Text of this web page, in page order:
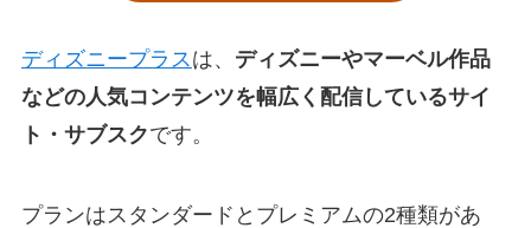
ディズニープラス は、 ディズニーやマーベル作品
などの人気コンテンツを幅広く配信しているサイ
ト・サブスクです。
プランはスタンダードとプレミアムの2種類があ